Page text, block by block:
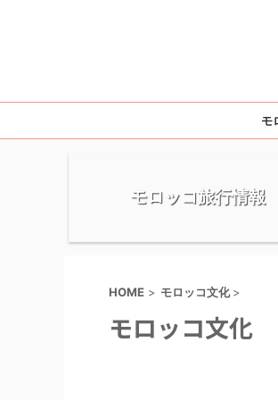
モ
モロッコ旅行情報
HOME > モロッコ文化 >
モロッコ文化